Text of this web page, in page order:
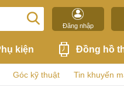
Đăng nhập
kiện Đồng hồ
Góc kỹ thuật Tin khuyến